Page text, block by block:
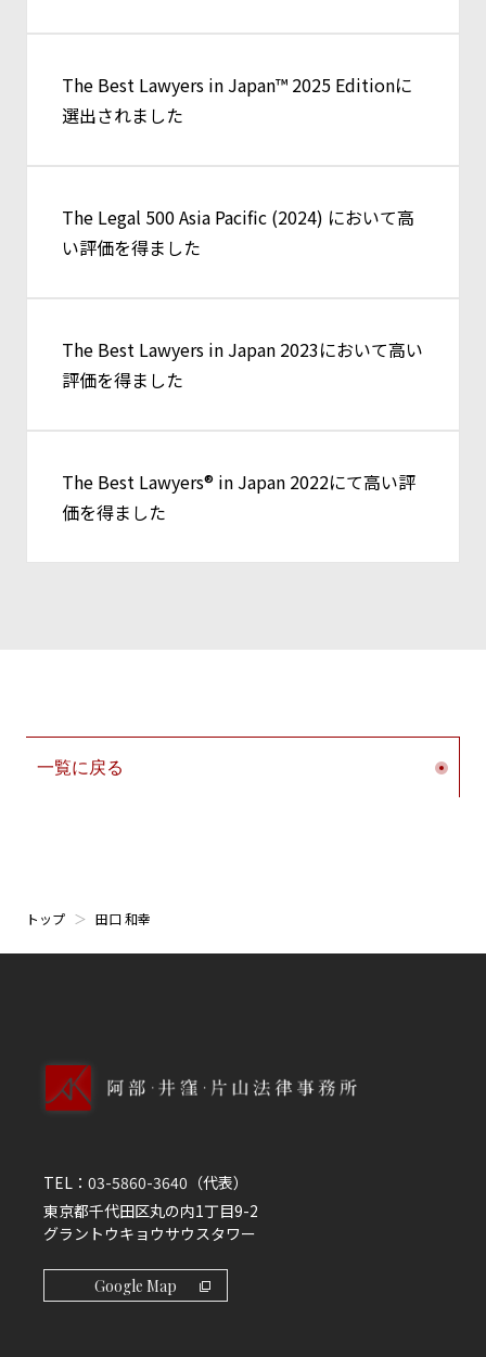
The Best Lawyers in Japan™ 2025 Editionに
選出されました
The Legal 500 Asia Pacific (2024) において高
い評価を得ました
The Best Lawyers in Japan 2023において高い
評価を得ました
The Best Lawyers® in Japan 2022にて高い評
価を得ました
一覧に戻る
トップ 田口 和幸
TEL： 03-5860-3640 （代表）
東京都千代田区丸の内1丁目9-2
グラントウキョウサウスタワー
Google Map